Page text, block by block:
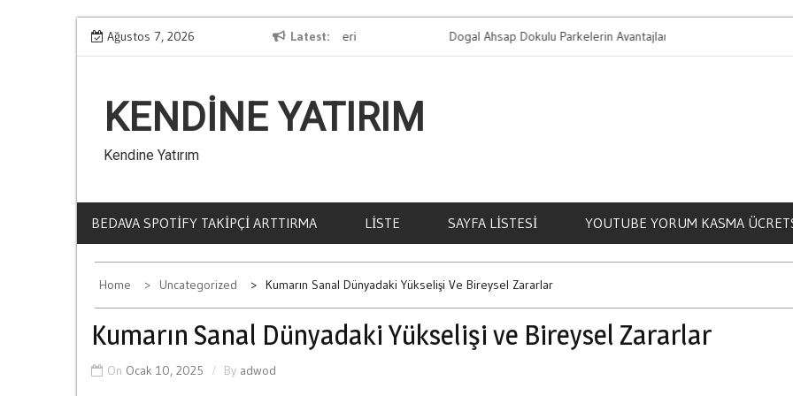
Skip
to
Ağustos 7, 2026 Latest
Kumarin İnsan Psikolojisi Uzerindeki Etkileri Dogal Ahsap Dokulu Parkelerin Avantajlari
KENDINE YATIRIM
Kendine Yatırım
BEDAVA SPOTIFY TAKIPÇI ARTTIRMA LISTE SAYFA LISTESI YOUTUBE YORUM KASMA
Home Uncategorized Kumarın Sanal Dünyadaki Yükselişi Ve Bireysel Zararlar
Kumarın Sanal Dünyadaki Yükselişi ve Bireysel Zararlar
On Ocak 10, 2025 By adwod